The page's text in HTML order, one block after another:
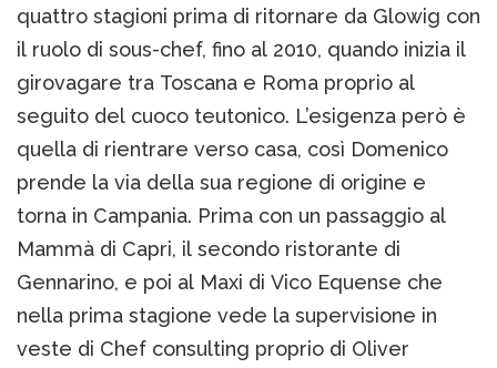
quattro stagioni prima di ritornare da Glowig con
il ruolo di sous-chef, fino al 2010, quando inizia il
girovagare tra Toscana e Roma proprio al
seguito del cuoco teutonico. L’esigenza però è
quella di rientrare verso casa, così Domenico
prende la via della sua regione di origine e
torna in Campania. Prima con un passaggio al
Mammà di Capri, il secondo ristorante di
Gennarino, e poi al Maxi di Vico Equense che
nella prima stagione vede la supervisione in
veste di Chef consulting proprio di Oliver